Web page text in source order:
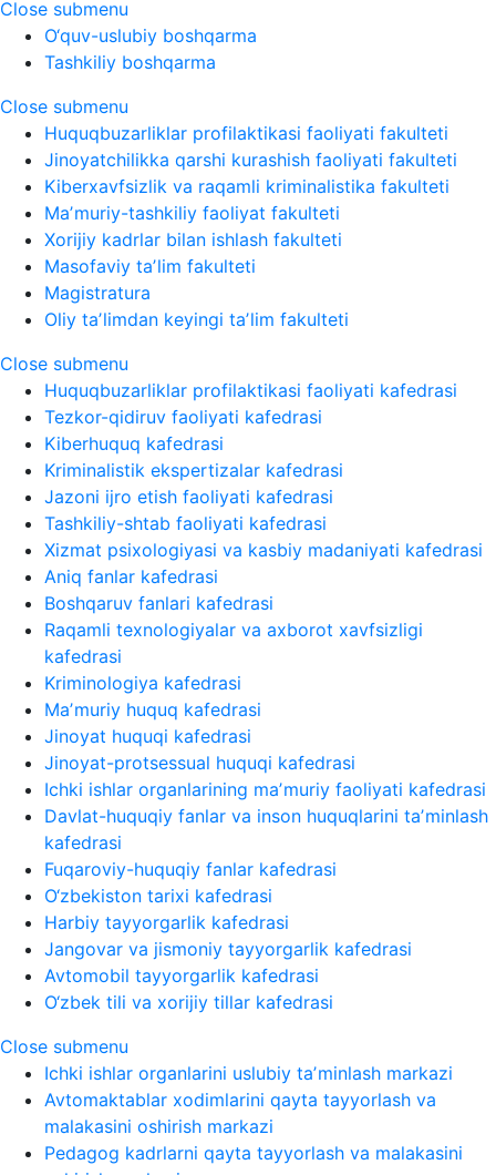
Close submenu
O‘quv-uslubiy boshqarma
Tashkiliy boshqarma
Close submenu
Huquqbuzarliklar profilaktikasi faoliyati fakulteti
Jinoyatchilikka qarshi kurashish faoliyati fakulteti
Kiberxavfsizlik va raqamli kriminalistika fakulteti
Maʼmuriy-tashkiliy faoliyat fakulteti
Xorijiy kadrlar bilan ishlash fakulteti
Masofaviy taʼlim fakulteti
Magistratura
Oliy taʼlimdan keyingi taʼlim fakulteti
Close submenu
Huquqbuzarliklar profilaktikasi faoliyati kafedrasi
Tezkor-qidiruv faoliyati kafedrasi
Kiberhuquq kafedrasi
Kriminalistik ekspertizalar kafedrasi
Jazoni ijro etish faoliyati kafedrasi
Tashkiliy-shtab faoliyati kafedrasi
Xizmat psixologiyasi va kasbiy madaniyati kafedrasi
Aniq fanlar kafedrasi
Boshqaruv fanlari kafedrasi
Raqamli texnologiyalar va axborot xavfsizligi
kafedrasi
Kriminologiya kafedrasi
Maʼmuriy huquq kafedrasi
Jinoyat huquqi kafedrasi
Jinoyat-protsessual huquqi kafedrasi
Ichki ishlar organlarining maʼmuriy faoliyati kafedrasi
Davlat-huquqiy fanlar va inson huquqlarini taʼminlash
kafedrasi
Fuqaroviy-huquqiy fanlar kafedrasi
O‘zbekiston tarixi kafedrasi
Harbiy tayyorgarlik kafedrasi
Jangovar va jismoniy tayyorgarlik kafedrasi
Avtomobil tayyorgarlik kafedrasi
O‘zbek tili va xorijiy tillar kafedrasi
Close submenu
Ichki ishlar organlarini uslubiy taʼminlash markazi
Avtomaktablar xodimlarini qayta tayyorlash va
malakasini oshirish markazi
Pedagog kadrlarni qayta tayyorlash va malakasini